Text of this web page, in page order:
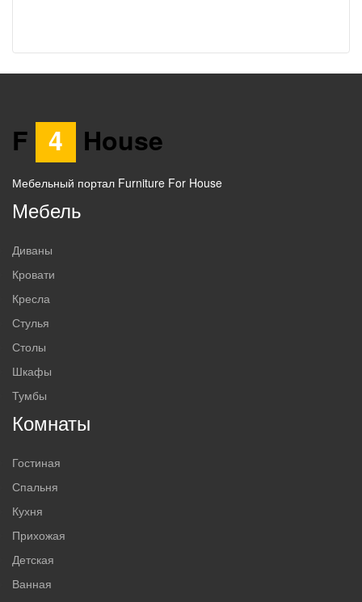
F 4 House
Мебельный портал Furniture For House
Мебель
Диваны
Кровати
Кресла
Стулья
Столы
Шкафы
Тумбы
Комнаты
Гостиная
Спальня
Кухня
Прихожая
Детская
Ванная